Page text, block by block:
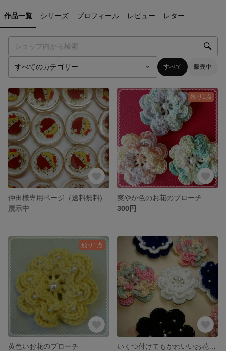
作品一覧 シリーズ プロフィール レビュー レター
すべて 販売中
仲田様専用ページ（送料無料)
展示中
残り1点
爽やか色のお花のブローチ
300円
残り1点
黄色いお花のブローチ